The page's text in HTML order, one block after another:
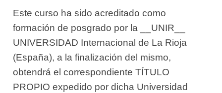
Este curso ha sido acreditado como
formación de posgrado por la __UNIR__
UNIVERSIDAD Internacional de La Rioja
(España), a la finalización del mismo,
obtendrá el correspondiente TÍTULO
PROPIO expedido por dicha Universidad